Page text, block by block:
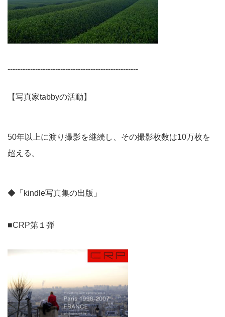
----------------------------------------------------
【写真家tabbyの活動】
50年以上に渡り撮影を継続し、その撮影枚数は10万枚を
超える。
◆「kindle写真集の出版」
■CRP第１弾